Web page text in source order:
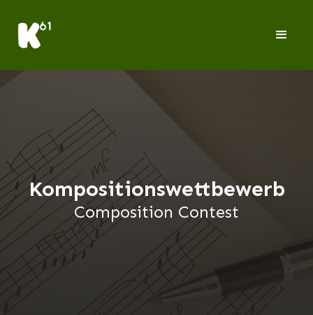
Kompositionswettbewerb
Composition Contest